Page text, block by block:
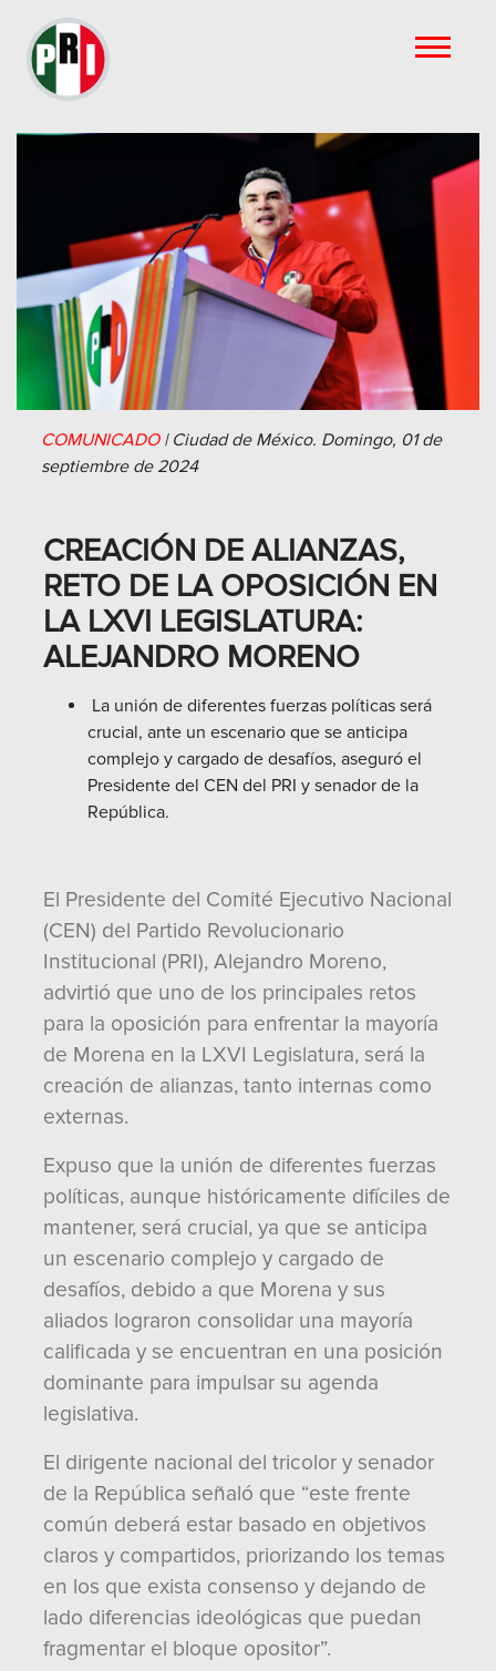
COMUNICADO| Ciudad de México. Domingo, 01 de
septiembre de 2024
CREACIÓN DE ALIANZAS,
RETO DE LA OPOSICIÓN EN
LA LXVI LEGISLATURA:
ALEJANDRO MORENO
La unión de diferentes fuerzas políticas será
crucial, ante un escenario que se anticipa
complejo y cargado de desafíos, aseguró el
Presidente del CEN del PRI y senador de la
República.
El Presidente del Comité Ejecutivo Nacional
(CEN) del Partido Revolucionario
Institucional (PRI), Alejandro Moreno,
advirtió que uno de los principales retos
para la oposición para enfrentar la mayoría
de Morena en la LXVI Legislatura, será la
creación de alianzas, tanto internas como
externas.
Expuso que la unión de diferentes fuerzas
políticas, aunque históricamente difíciles de
mantener, será crucial, ya que se anticipa
un escenario complejo y cargado de
desafíos, debido a que Morena y sus
aliados lograron consolidar una mayoría
calificada y se encuentran en una posición
dominante para impulsar su agenda
legislativa.
El dirigente nacional del tricolor y senador
de la República señaló que “este frente
común deberá estar basado en objetivos
claros y compartidos, priorizando los temas
en los que exista consenso y dejando de
lado diferencias ideológicas que puedan
fragmentar el bloque opositor”.